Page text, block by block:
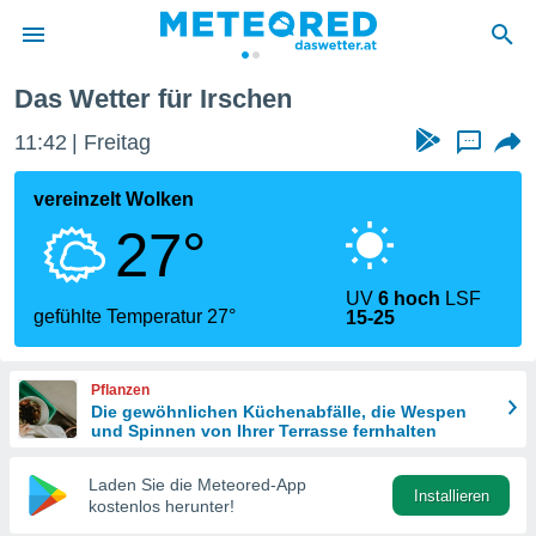
wurde
dass
sind.
diese
Das Wetter für Irschen
11:42 Freitag ...
vereinzelt Wolken
27°
gefühlte Temperatur 27°
UV6 hoch LSF
15-25
Pflanzen
Die gewöhnlichen Küchenabfälle, die Wespen
und Spinnen von Ihrer Terrasse fernhalten
Laden Sie die Meteored-App
kostenlos herunter!
Installieren